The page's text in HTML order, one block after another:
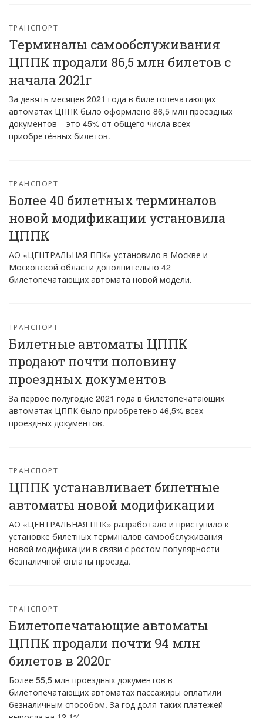
ТРАНСПОРТ
Терминалы самообслуживания
ЦППК продали 86,5 млн билетов с
начала 2021г
За девять месяцев 2021 года в билетопечатающих
автоматах ЦППК было оформлено 86,5 млн проездных
документов – это 45% от общего числа всех
приобретённых билетов.
ТРАНСПОРТ
Более 40 билетных терминалов
новой модификации установила
ЦППК
АО «ЦЕНТРАЛЬНАЯ ППК» установило в Москве и
Московской области дополнительно 42
билетопечатающих автомата новой модели.
ТРАНСПОРТ
Билетные автоматы ЦППК
продают почти половину
проездных документов
За первое полугодие 2021 года в билетопечатающих
автоматах ЦППК было приобретено 46,5% всех
проездных документов.
ТРАНСПОРТ
ЦППК устанавливает билетные
автоматы новой модификации
АО «ЦЕНТРАЛЬНАЯ ППК» разработало и приступило к
установке билетных терминалов самообслуживания
новой модификации в связи с ростом популярности
безналичной оплаты проезда.
ТРАНСПОРТ
Билетопечатающие автоматы
ЦППК продали почти 94 млн
билетов в 2020г
Более 55,5 млн проездных документов в
билетопечатающих автоматах пассажиры оплатили
безналичным способом. За год доля таких платежей